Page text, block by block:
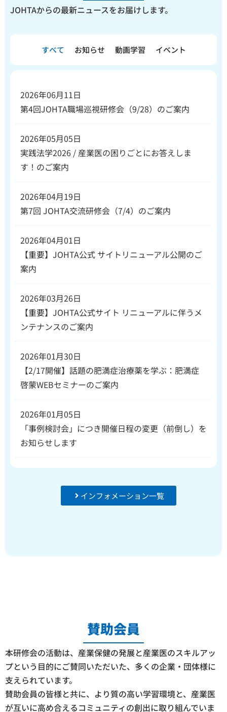
JOHTAからの最新ニュースをお届けします。
お知らせ 動画学習 イベント
すべて
2026年06月11日
第4回JOHTA職場巡視研修会（9/28）のご案内
2026年05月05日
実践法学2026 / 産業医の困りごとにお答えしま
す！のご案内
2026年04月19日
第7回 JOHTA交流研修会（7/4）のご案内
2026年04月01日
【重要】JOHTA公式 サイトリニューアル公開のご
案内
2026年03月26日
【重要】JOHTA公式サイト リニューアルに伴うメ
ンテナンスのご案内
2026年01月30日
【2/17開催】話題の肥満症治療薬を学ぶ：肥満症
啓蒙WEBセミナーのご案内
2026年01月05日
「事例検討会」につき開催日程の変更（前倒し）を
お知らせします
インフォメーション一覧
賛助会員
本研修会の活動は、産業保健の発展と産業医のスキルアッ
プという目的にご賛同いただいた、多くの企業・団体様に
支えられています。
賛助会員の皆様と共に、より質の高い学習環境と、産業医
が互いに高め合えるコミュニティの創出に取り組んでいま